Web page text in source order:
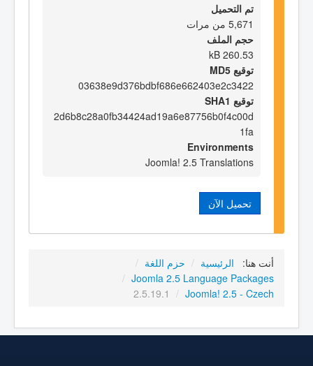
تم التحميل
5,671 من مرات
حجم الملف
260.53 kB
توقيع MD5
03638e9d376bdbf686e662403e2c3422
توقيع SHA1
2d6b8c28a0fb34424ad19a6e87756b0f4c00d
1fa
Environments
Joomla! 2.5 Translations
تحميل الآن
أنت هنا: الرئيسية / حزم اللغة /
Joomla 2.5 Language Packages
/
Joomla! 2.5 - Czech
/
2.5.19.1